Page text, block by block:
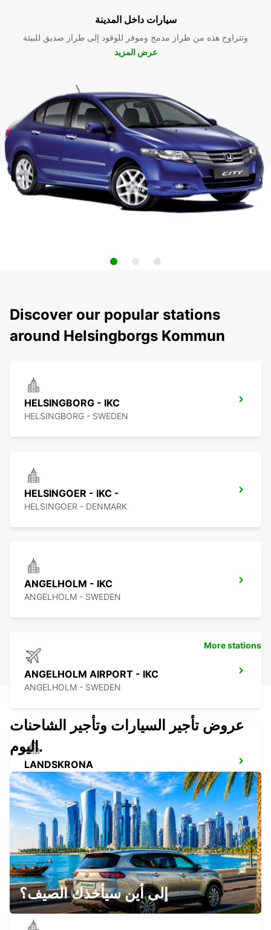
سيارات داخل المدينة
وتتراوح هذه من طراز مدمج وموفر للوقود إلى طراز صديق للبيئة
عرض المزيد
Discover our popular stations
around Helsingborgs Kommun
HELSINGBORG - IKC
HELSINGBORG - SWEDEN
HELSINGOER - IKC -
HELSINGOER - DENMARK
ANGELHOLM - IKC
ANGELHOLM - SWEDEN
ANGELHOLM AIRPORT - IKC
ANGELHOLM - SWEDEN
LANDSKRONA
LANDSKRONA - SWEDEN
HILLEROED - IKC -
HILLEROD - DENMARK
More stations
عروض تأجير السيارات وتأجير الشاحنات
اليوم.
إلى أين سيأخذك الصيف؟